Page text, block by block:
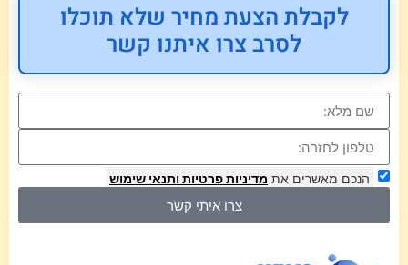
לקבלת הצעת מחיר שלא תוכלו
לסרב צרו איתנו קשר
הנכם מאשרים את מדיניות פרטיות ותנאי שימוש
צרו איתי קשר